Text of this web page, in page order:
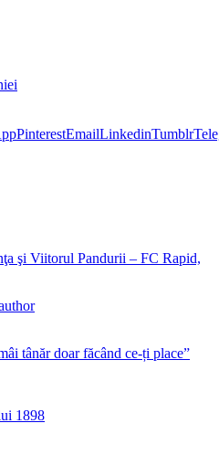
PinterestEmailLinkedinTumblr
şi Viitorul Pandurii – FC Rapid,
tânăr doar făcând ce-ți place”
1898